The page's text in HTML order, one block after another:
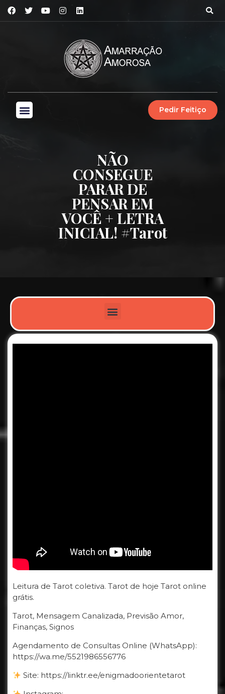
Pedir Feitiço
NÃO
CONSEGUE
PARAR DE
PENSAR EM
VOCÊ + LETRA
INICIAL! #tarot
Leitura de Tarot coletiva. Tarot de hoje Tarot online
grátis.
Tarot, Mensagem Canalizada, Previsão Amor,
Finanças, Signos
Agendamento de Consultas Online (WhatsApp):
https://wa.me/5521986556776
Site: https://linktr.ee/enigmadoorientetarot